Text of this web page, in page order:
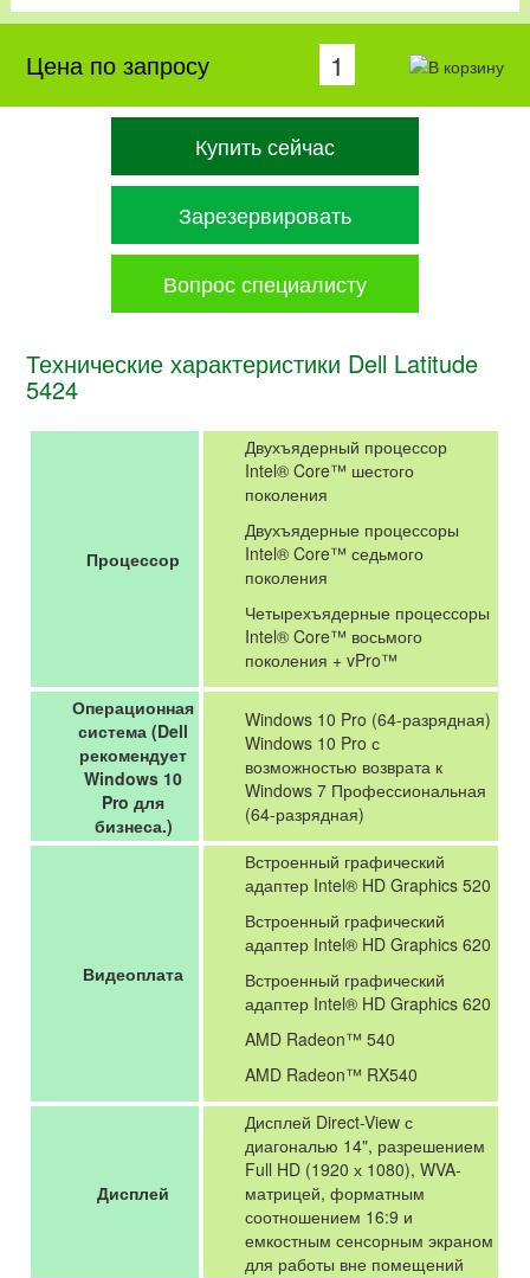
Цена по запросу
Купить сейчас
Зарезервировать
Вопрос специалисту
Технические характеристики Dell Latitude
5424
Процессор
Двухъядерный процессор
Intel® Core™ шестого
поколения
Двухъядерные процессоры
Intel® Core™ седьмого
поколения
Четырехъядерные процессоры
Intel® Core™ восьмого
поколения + vPro™
Операционная
система (Dell
рекомендует
Windows 10
Pro для
бизнеса.)
Windows 10 Pro (64-разрядная)
Windows 10 Pro с
возможностью возврата к
Windows 7 Профессиональная
(64-разрядная)
Видеоплата
Встроенный графический
адаптер Intel® HD Graphics 520
Встроенный графический
адаптер Intel® HD Graphics 620
Встроенный графический
адаптер Intel® HD Graphics 620
AMD Radeon™ 540
AMD Radeon™ RX540
Дисплей
Дисплей Direct-View с
диагональю 14", разрешением
Full HD (1920 х 1080), WVA-
матрицей, форматным
соотношением 16:9 и
емкостным сенсорным экраном
для работы вне помещений